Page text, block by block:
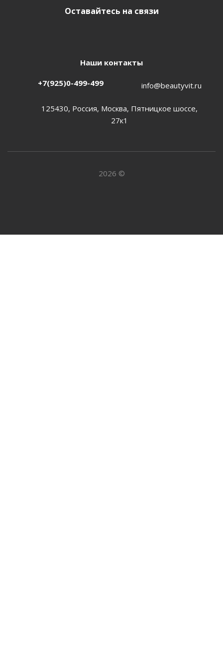
Оставайтесь на связи
Наши контакты
+7(925)0-499-499 info@beautyvit.ru
125430, Россия, Москва, Пятницкое шоссе,
27к1
2026 ©